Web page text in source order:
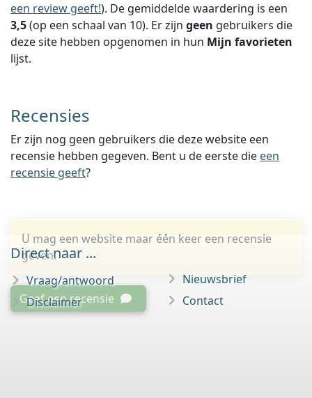
een review geeft!). De gemiddelde waardering is een
3,5(op een schaal van 10). Er zijn geen gebruikers die
deze site hebben opgenomen in hun Mijn favorieten
lijst.
Recensies
Er zijn nog geen gebruikers die deze website een
recensie hebben gegeven. Bent u de eerste die een
recensie geeft?
U mag een website maar één keer een recensie
geven.
Geef een recensie
Direct naar ...
Vraag/antwoord
Disclaimer
Nieuwsbrief
Contact